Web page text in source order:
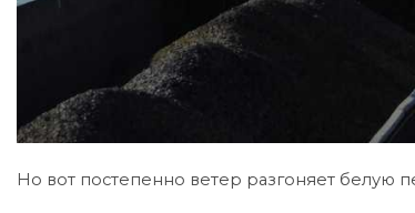
Но вот постепенно ветер разгоняет белую